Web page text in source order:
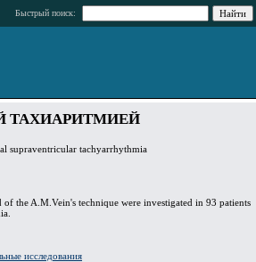
Быстрый поиск:
ТАХИАРИТМИЕЙ
supraventricular tachyarrhythmia
of the A.M.Vein's technique were investigated in 93 patients
исследования